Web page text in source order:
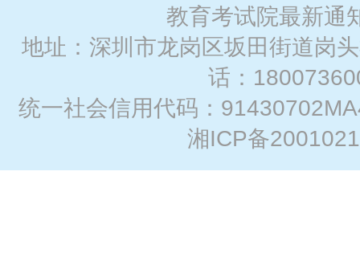
教育考试院最新通
地址：深圳市龙岗区坂田街道岗
话：
统一社会信用代码：
湘ICP备